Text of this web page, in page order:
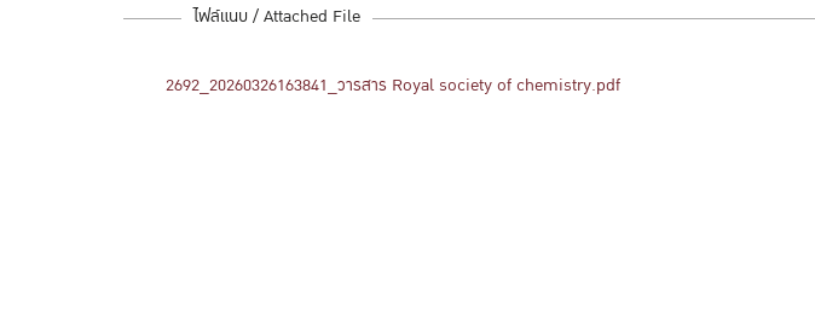
ไฟล์แนบ / Attached File
2692_20260326163841_วารสาร Royal society of chemistry.pdf